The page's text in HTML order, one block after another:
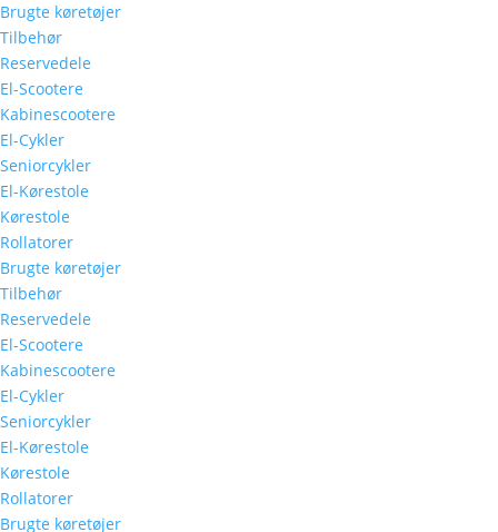
Brugte køretøjer
Tilbehør
Reservedele
El-Scootere
Kabinescootere
El-Cykler
Seniorcykler
El-Kørestole
Kørestole
Rollatorer
Brugte køretøjer
Tilbehør
Reservedele
El-Scootere
Kabinescootere
El-Cykler
Seniorcykler
El-Kørestole
Kørestole
Rollatorer
Brugte køretøjer